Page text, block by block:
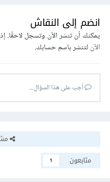
انضم إلى النقاش
يمكنك أن تنشر الآن وتسجل لاحقًا.
الآنلتنشر باسم حسابك.
أجب على هذا السؤال...
متابعون
1